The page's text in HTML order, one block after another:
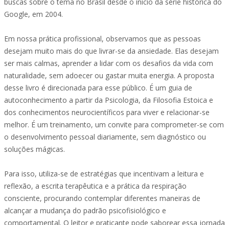
Google, em 2004.
Em nossa prática profissional, observamos que as pessoas
desejam muito mais do que livrar-se da ansiedade. Elas desejam
ser mais calmas, aprender a lidar com os desafios da vida com
naturalidade, sem adoecer ou gastar muita energia. A proposta
desse livro é direcionada para esse público. É um guia de
autoconhecimento a partir da Psicologia, da Filosofia Estoica e
dos conhecimentos neurocientíficos para viver e relacionar-se
melhor. É um treinamento, um convite para comprometer-se com
o desenvolvimento pessoal diariamente, sem diagnóstico ou
soluções mágicas.
Para isso, utiliza-se de estratégias que incentivam a leitura e
reflexão, a escrita terapêutica e a prática da respiração
consciente, procurando contemplar diferentes maneiras de
alcançar a mudança do padrão psicofisiológico e
comportamental. O leitor e praticante pode saborear essa jornada